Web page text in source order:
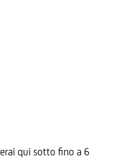
qui sotto fino a 6